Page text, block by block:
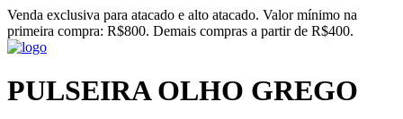
Venda exclusiva para atacado e alto atacado. Valor mínimo na
primeira compra: R$800. Demais compras a partir de R$400.
PULSEIRA OLHO GREGO